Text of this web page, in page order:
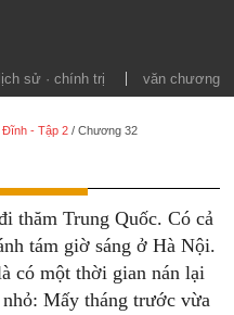
lịch sử · chính trị văn chương
- Tập 2 /Chương 32
thăm Trung Quốc. Có cả
tám giờ sáng ở Hà Nội.
có một thời gian nán lại
Mấy tháng trước vừa